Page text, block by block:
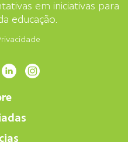
em iniciativas para
educação.